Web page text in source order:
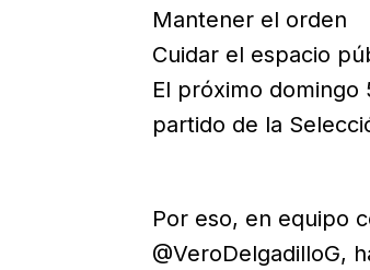
Mantener el orden
Cuidar el espacio
El próximo domingo
partido de la
Por eso, en equipo
@VeroDelgadilloG,